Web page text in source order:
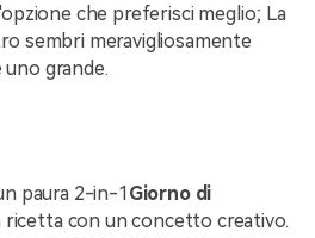
che preferisci meglio; La
sembri meravigliosamente
uno grande.
paura 2-in-1Giorno di
ricetta con un concetto creativo.